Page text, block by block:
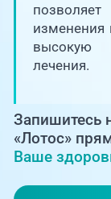
Блог+7
Центр
изменения
высокую
лечения.
Запишитесь
«Лотос»
Ваше